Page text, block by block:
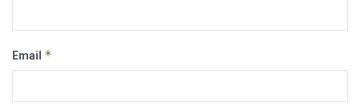
Email *